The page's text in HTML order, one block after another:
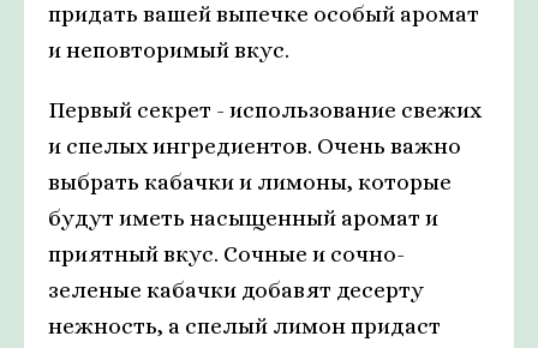
придать вашей выпечке особый аромат
и неповторимый вкус.
Первый секрет - использование свежих
и спелых ингредиентов. Очень важно
выбрать кабачки и лимоны, которые
будут иметь насыщенный аромат и
приятный вкус. Сочные и сочно-
зеленые кабачки добавят десерту
нежность, а спелый лимон придаст